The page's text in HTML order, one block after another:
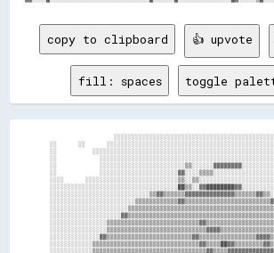
copy to clipboard 👍 upvote
fill: spaces toggle
░░      ░░
░░
░░
░░
░░
░░░░